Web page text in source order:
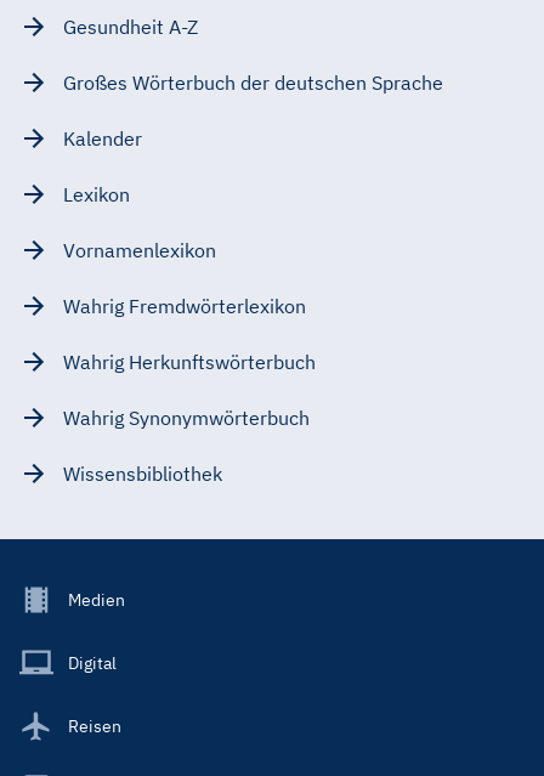
Gesundheit A-Z
Großes Wörterbuch der deutschen Sprache
Kalender
Lexikon
Vornamenlexikon
Wahrig Fremdwörterlexikon
Wahrig Herkunftswörterbuch
Wahrig Synonymwörterbuch
Wissensbibliothek
Footer
Main
Medien
Digital
Reisen